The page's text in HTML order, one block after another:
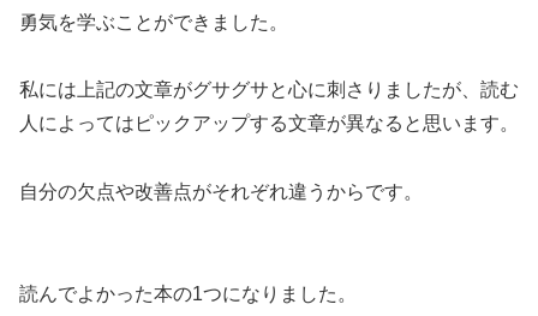
勇気を学ぶことができました。
私には上記の文章がグサグサと心に刺さりましたが、読む
人によってはピックアップする文章が異なると思います。
自分の欠点や改善点がそれぞれ違うからです。
読んでよかった本の1つになりました。